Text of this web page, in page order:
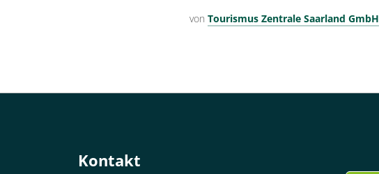
von Tourismus Zentrale Saarland GmbH
Kontakt